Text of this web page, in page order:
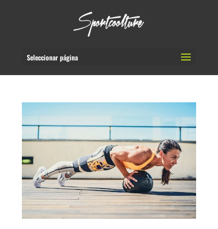
Seleccionar página